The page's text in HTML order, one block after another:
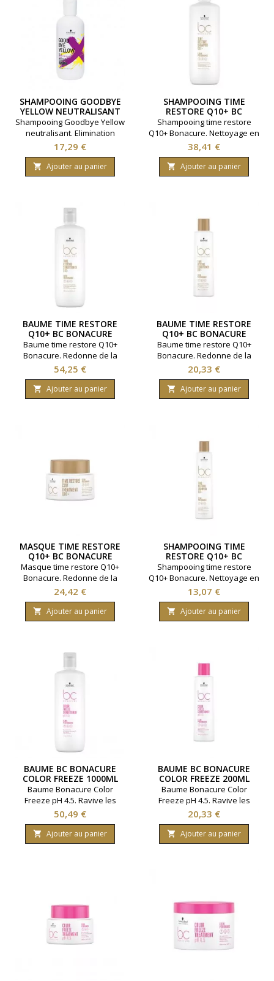
SHAMPOOING GOODBYE
YELLOW NEUTRALISANT
300ML
Shampooing Goodbye Yellow
neutralisant. Elimination
des reflets jaunes.Nettoyage
en douceur et
brillance.Marque Schwarzkopf.
Contenance 300 ml.
Prix
17,29 €
 Ajouter au panier
SHAMPOOING TIME
RESTORE Q10+ BC
BONACURE 1000ML
Shampooing time restore
Q10+ Bonacure. Nettoyage en
douceur et hydratation.
Redonne de la jeunesse aux
cheveux. Marque
Schwarzkopf. Contenance
Prix
38,41 €
 Ajouter au panier
BAUME TIME RESTORE
Q10+ BC BONACURE
1000ML
Baume time restore Q10+
Bonacure. Redonne de la
jeunesse aux cheveux.
Renforce et protège.
Marque Schwarzkopf.
Contenance 1000 ml.
Prix
54,25 €
 Ajouter au panier
BAUME TIME RESTORE
Q10+ BC BONACURE
200ML
Baume time restore Q10+
Bonacure. Redonne de la
jeunesse aux cheveux.
Renforce et protège. Marque
Schwarzkopf. Contenance
200 millilitres.
Prix
20,33 €
 Ajouter au panier
MASQUE TIME RESTORE
Q10+ BC BONACURE
200ML
Masque time restore Q10+
Bonacure. Redonne de la
jeunesse aux cheveux.
Renforce et démêle. Marque
Schwarzkopf. Contenance
200 millilitres.
Prix
24,42 €
 Ajouter au panier
SHAMPOOING TIME
RESTORE Q10+ BC
BONACURE 250ML
Shampooing time restore
Q10+ Bonacure. Nettoyage en
douceur et hydratation.
Redonne de la jeunesse aux
cheveux. Marque
Schwarzkopf. Contenance
Prix
13,07 €
 Ajouter au panier
BAUME BC BONACURE
COLOR FREEZE 1000ML
Baume Bonacure Color
Freeze pH 4.5. Ravive les
cheveux colorés. Marque
Schwarzkopf. Contenance
1000 millilitres.
Prix
50,49 €
 Ajouter au panier
BAUME BC BONACURE
COLOR FREEZE 200ML
Baume Bonacure Color
Freeze pH 4.5. Ravive les
cheveux colorés. Marque
Schwarzkopf. Contenance
200 millilitres.
Prix
20,33 €
 Ajouter au panier